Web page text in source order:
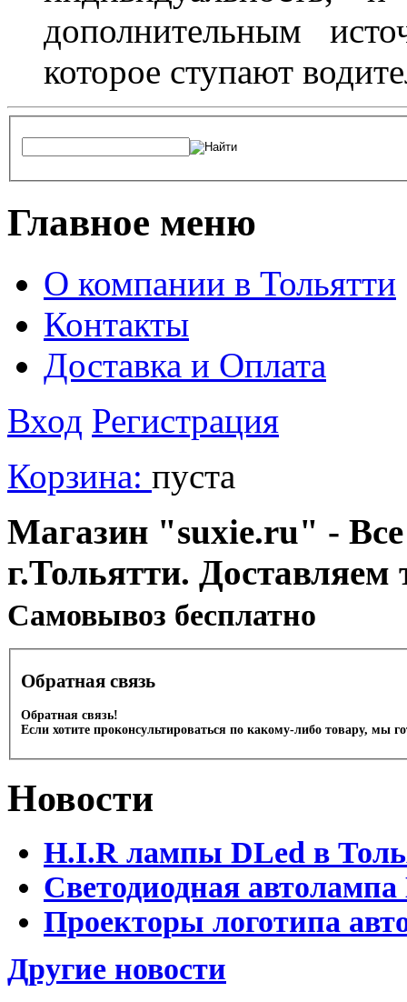
дополнительным
которое ступают
Главное меню
О компании в Тольятти
Контакты
Доставка и Оплата
Вход Регистрация
Корзина: пуста
Магазин "suxie.ru" - Все
г.Тольятти.
Cамовывоз бесплатно
Обратная связь
Обратная связь!
Если хотите проконсультироваться по какому-либо товару, мы
Новости
H.I.R лампы DLed в
Светодиодная
Проекторы логотипа
Другие новости